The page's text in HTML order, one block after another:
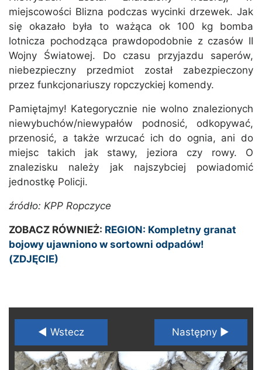
miejscowości Blizna podczas wycinki drzewek. Jak
się okazało była to ważąca ok 100 kg bomba
lotnicza pochodząca prawdopodobnie z czasów II
Wojny Światowej. Do czasu przyjazdu saperów,
niebezpieczny przedmiot został zabezpieczony
przez funkcjonariuszy ropczyckiej komendy.
Pamiętajmy! Kategorycznie nie wolno znalezionych
niewybuchów/niewypałów podnosić, odkopywać,
przenosić, a także wrzucać ich do ognia, ani do
miejsc takich jak stawy, jeziora czy rowy. O
znalezisku należy jak najszybciej powiadomić
jednostkę Policji.
źródło: KPP Ropczyce
ZOBACZ RÓWNIEŻ: REGION: Kompletny granat
bojowy ujawniono w sortowni odpadów!
(ZDJĘCIE)
◄ Wstecz Następny ►